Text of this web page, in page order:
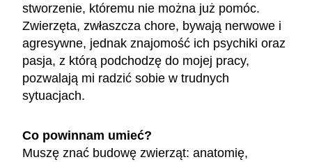
stworzenie, któremu nie można już pomóc.
Zwierzęta, zwłaszcza chore, bywają nerwowe i
agresywne, jednak znajomość ich psychiki oraz
pasja, z którą podchodzę do mojej pracy,
pozwalają mi radzić sobie w trudnych
sytuacjach.
Co powinnam umieć?
Muszę znać budowę zwierząt: anatomię,